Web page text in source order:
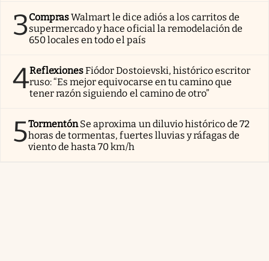
3ComprasWalmart le dice adiós a los carritos de
supermercado y hace oficial la remodelación de
650 locales en todo el país
4ReflexionesFiódor Dostoievski, histórico escritor
ruso: “Es mejor equivocarse en tu camino que
tener razón siguiendo el camino de otro”
5TormentónSe aproxima un diluvio histórico de 72
horas de tormentas, fuertes lluvias y ráfagas de
viento de hasta 70 km/h